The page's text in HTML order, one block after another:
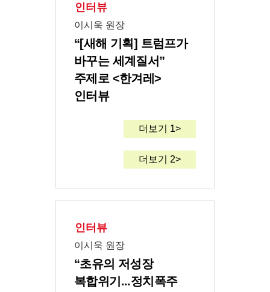
인터뷰
이시욱 원장
“[새해 기획] 트럼프가
바꾸는 세계질서”
주제로 <한겨레>
인터뷰
더보기 1>
더보기 2>
인터뷰
이시욱 원장
“초유의 저성장
복합위기...정치폭주